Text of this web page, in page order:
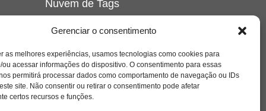
Gerenciar o consentimento
as melhores experiências, usamos tecnologias como cookies para
ou acessar informações do dispositivo. O consentimento para essas
permitirá processar dados como comportamento de navegação ou IDs
site. Não consentir ou retirar o consentimento pode afetar
certos recursos e funções.
Nuvem de Tags
crianca cuidado cultura depressao
educação família filme
freud infância insight jung liberdade livro
loucura luto maternidade